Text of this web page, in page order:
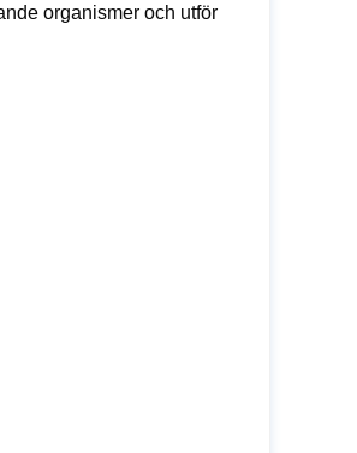
organismer och utför